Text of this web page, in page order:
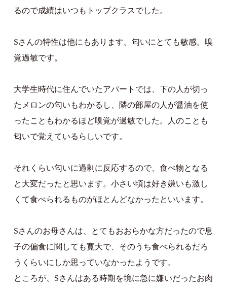
るので成績はいつもトップクラスでした。
Sさんの特性は他にもあります。匂いにとても敏感。嗅
覚過敏です。
大学生時代に住んでいたアパートでは、下の人が切っ
たメロンの匂いもわかるし、隣の部屋の人が醤油を使
ったこともわかるほど嗅覚が過敏でした。人のことも
匂いで覚えているらしいです。
それくらい匂いに過剰に反応するので、食べ物となる
と大変だったと思います。小さい頃は好き嫌いも激し
くて食べられるものがほとんどなかったといいます。
Sさんのお母さんは、とてもおおらかな方だったので息
子の偏食に関しても寛大で、そのうち食べられるだろ
うくらいにしか思っていなかったようです。
ところが、Sさんはある時期を境に急に嫌いだったお肉